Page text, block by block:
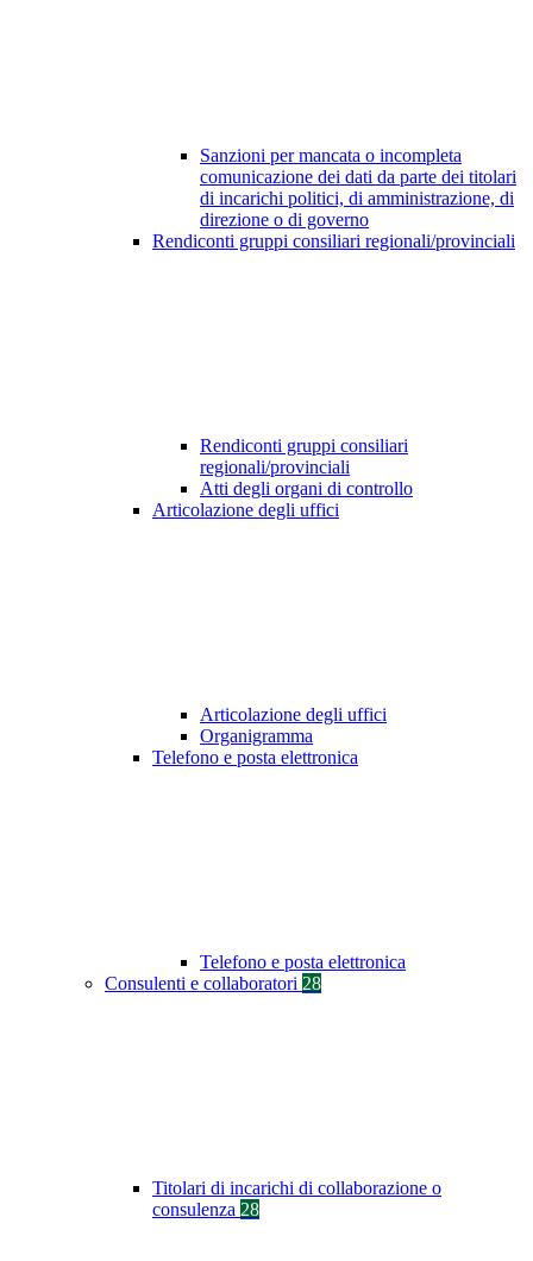
Sanzioni per mancata o incompleta
comunicazione dei dati da parte dei titolari
di incarichi politici, di amministrazione, di
direzione o di governo
Rendiconti gruppi consiliari regionali/provinciali
Rendiconti gruppi consiliari
regionali/provinciali
Atti degli organi di controllo
Articolazione degli uffici
Articolazione degli uffici
Organigramma
Telefono e posta elettronica
Telefono e posta elettronica
Consulenti e collaboratori 28
Titolari di incarichi di collaborazione o
consulenza 28